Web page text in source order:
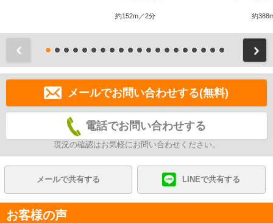
約152m／2分 約
メールでお問い合わせする(無料)
電話でお問い合わせする
現況の確認はお気軽にお問い合わせください。
メールで共有する LINEで共有する
お客様の声